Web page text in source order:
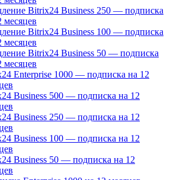
Bitrix24 Business 250 — подписка
месяцев
Bitrix24 Business 100 — подписка
месяцев
Bitrix24 Business 50 — подписка
месяцев
Enterprise 1000 — подписка на 12
Business 500 — подписка на 12
Business 250 — подписка на 12
Business 100 — подписка на 12
Business 50 — подписка на 12